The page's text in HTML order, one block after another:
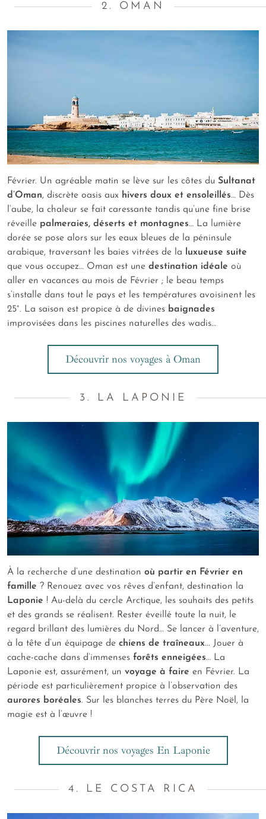
2. OMAN
Février. Un agréable matin se lève sur les côtes du Sultanat
d’Oman, discrète oasis aux hivers doux et ensoleillés… Dès
l’aube, la chaleur se fait caressante tandis qu’une fine brise
réveille palmeraies, déserts et montagnes… La lumière
dorée se pose alors sur les eaux bleues de la péninsule
arabique, traversant les baies vitrées de la
luxueuse suite
que vous occupez… Oman est une destination idéale où
aller en vacances au mois de Février ; le beau temps
s’installe dans tout le pays et les températures avoisinent les
25°. La saison est propice à de divines baignades
improvisées dans les piscines naturelles des wadis…
Découvrir nos voyages à Oman
3. LA LAPONIE
À la recherche d’une destination où partir en Février en
famille ? Renouez avec vos rêves d’enfant, destination la
Laponie ! Au-delà du cercle Arctique, les souhaits des petits
et des grands se réalisent. Rester éveillé toute la nuit, le
regard brillant des lumières du Nord… Se lancer à l’aventure,
à la tête d’un équipage de chiens de traîneaux... Jouer à
cache-cache dans d’immenses forêts enneigées… La
Laponie est, assurément, un voyage à faire en Février. La
période est particulièrement propice à l’observation des
aurores boréales. Sur les blanches terres du Père Noël, la
magie est à l’œuvre !
Découvrir nos voyages En Laponie
4. LE COSTA RICA